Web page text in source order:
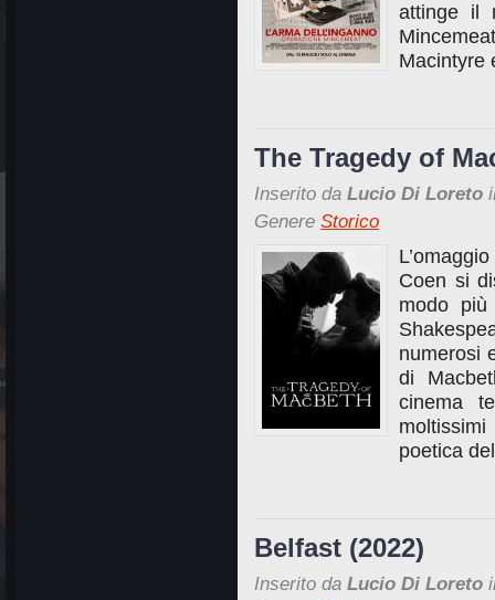
attinge il
Macintyre
The Tragedy of
Inserito da Lucio Di Loreto
Genere Storico
Coen si
modo più
numerosi
di
cinema
poetica
Belfast (2022)
Inserito da Lucio Di Loreto